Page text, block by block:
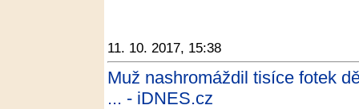
11. 10. 2017, 15:38
Muž nashromáždil tisíce fotek
... - iDNES.cz